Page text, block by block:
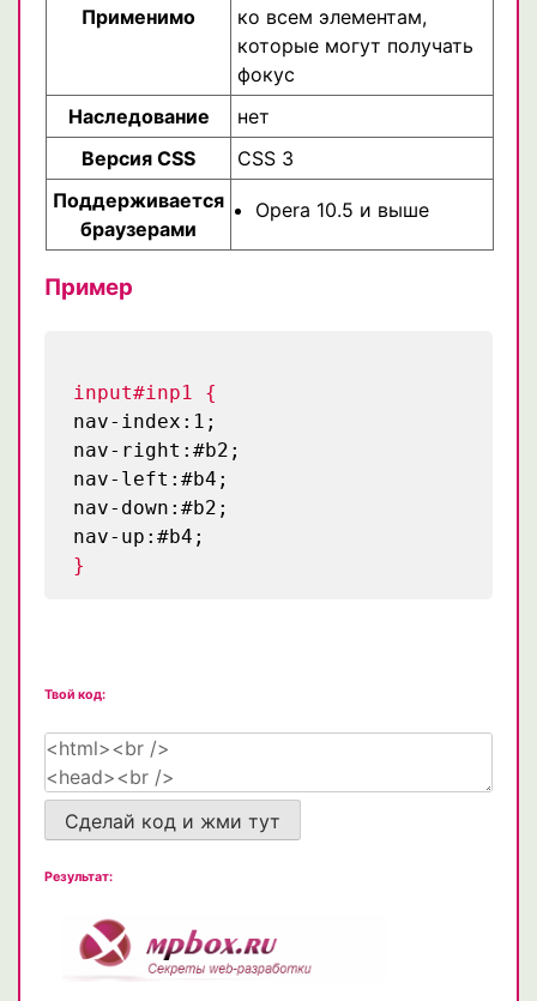
Применимо
ко всем элементам,
которые могут получать
фокус
Наследование
нет
Версия CSS
CSS 3
Поддерживается
браузерами
Opera 10.5 и выше
Пример
input#inp1 {
nav-index:1;
nav-right:#b2;
nav-left:#b4;
nav-down:#b2;
nav-up:#b4;
}
Твой код:
Сделай код и жми тут
Результат: